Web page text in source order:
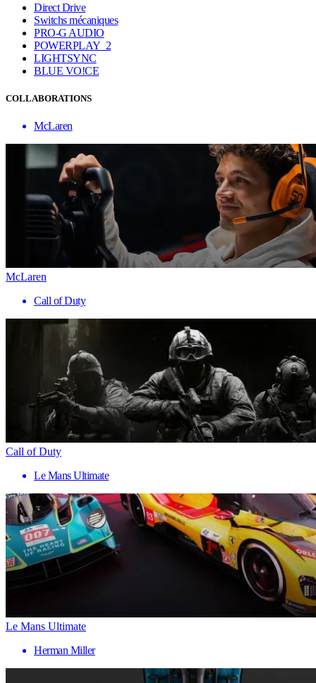
Direct Drive
Switchs mécaniques
PRO-G AUDIO
POWERPLAY 2
LIGHTSYNC
BLUE VO!CE
COLLABORATIONS
McLaren
McLaren
Call of Duty
Call of Duty
Le Mans Ultimate
Le Mans Ultimate
Herman Miller